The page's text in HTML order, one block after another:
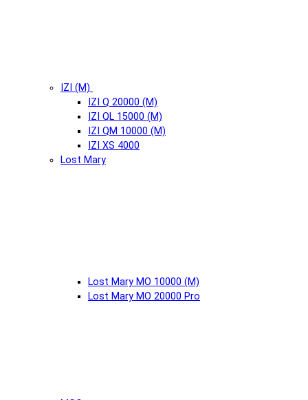
IZI (М)
IZI Q 20000 (М)
IZI QL 15000 (М)
IZI QM 10000 (М)
IZI XS 4000
Lost Mary
Lost Mary MO 10000 (М)
Lost Mary MO 20000 Pro